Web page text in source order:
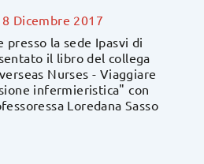
Dicembre 2017
presso la sede Ipasvi di
il libro del collega
Nurses - Viaggiare
infermieristica" con
Loredana Sasso